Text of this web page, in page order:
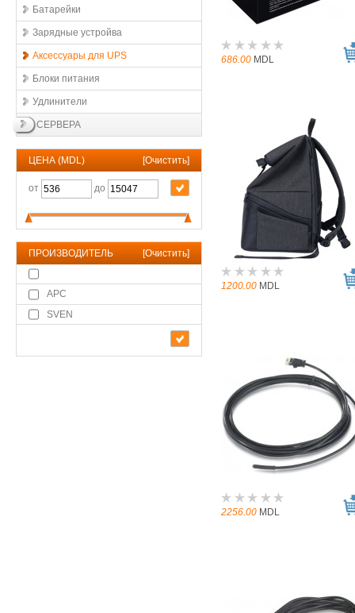
Батарейки
Зарядные устройва
Аксессуары для UPS
Блоки питания
Удлинители
СЕРВЕРА
ЦЕНА (MDL) [Очистить]
от до
ПРОИЗВОДИТЕЛЬ [Очистить]
APC
SVEN
686.00 MDL
1200.00 MDL
2256.00 MDL